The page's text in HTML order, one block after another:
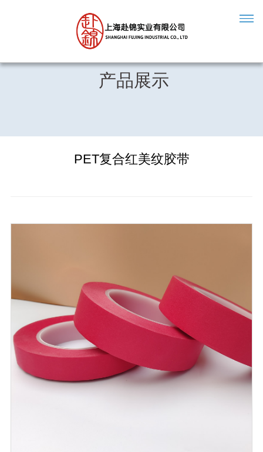
产品展示
PET复合红美纹胶带